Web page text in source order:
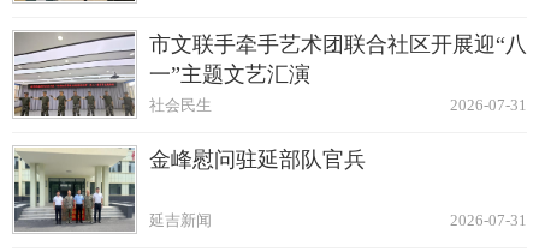
市文联手牵手艺术团联合社区开展迎“八
一”主题文艺汇演
2026-07-31
社会民生
金峰慰问驻延部队官兵
2026-07-31
延吉新闻